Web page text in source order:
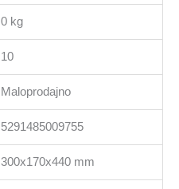
0 kg
10
Maloprodajno
5291485009755
300x170x440 mm